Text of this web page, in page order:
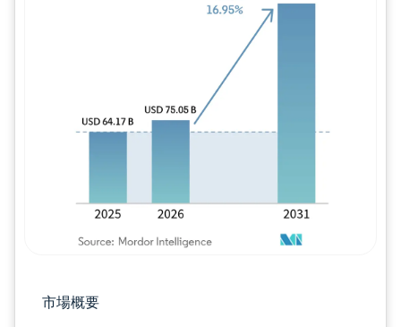
市場概要
画像 © Mordor Intelligence。再利用には